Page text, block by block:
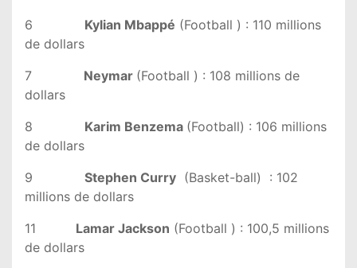
6 Kylian Mbappé (Football ) : 110 millions
de dollars
7 Neymar (Football ) : 108 millions de
dollars
8 Karim Benzema (Football) : 106 millions
de dollars
9 Stephen Curry (Basket-ball) : 102
millions de dollars
11 Lamar Jackson (Football ) : 100,5 millions
de dollars